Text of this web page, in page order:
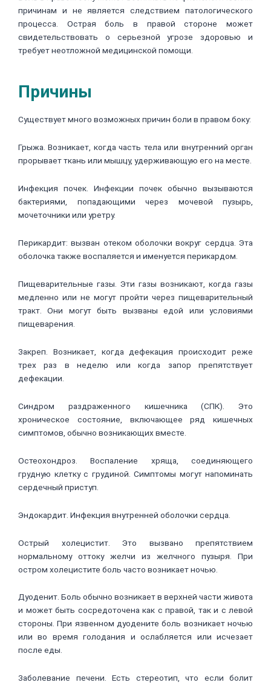
причинам и не является следствием патологического
процесса. Острая боль в правой стороне может
свидетельствовать о серьезной угрозе здоровью и
требует неотложной медицинской помощи.
Причины
Существует много возможных причин боли в правом боку:
Грыжа. Возникает, когда часть тела или внутренний орган
прорывает ткань или мышцу, удерживающую его на месте.
Инфекция почек. Инфекции почек обычно вызываются
бактериями, попадающими через мочевой пузырь,
мочеточники или уретру.
Перикардит: вызван отеком оболочки вокруг сердца. Эта
оболочка также воспаляется и именуется перикардом.
Пищеварительные газы. Эти газы возникают, когда газы
медленно или не могут пройти через пищеварительный
тракт. Они могут быть вызваны едой или условиями
пищеварения.
Закреп. Возникает, когда дефекация происходит реже
трех раз в неделю или когда запор препятствует
дефекации.
Синдром раздраженного кишечника (СПК). Это
хроническое состояние, включающее ряд кишечных
симптомов, обычно возникающих вместе.
Остеохондроз. Воспаление хряща, соединяющего
грудную клетку с грудиной. Симптомы могут напоминать
сердечный приступ.
Эндокардит. Инфекция внутренней оболочки сердца.
Острый холецистит. Это вызвано препятствием
нормальному оттоку желчи из желчного пузыря. При
остром холецистите боль часто возникает ночью.
Дуоденит. Боль обычно возникает в верхней части живота
и может быть сосредоточена как с правой, так и с левой
стороны. При язвенном дуодените боль возникает ночью
или во время голодания и ослабляется или исчезает
после еды.
Заболевание печени. Есть стереотип, что если болит